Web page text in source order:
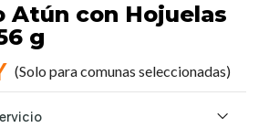
Atún con Hojuelas
g
(Solo para comunas seleccionadas)